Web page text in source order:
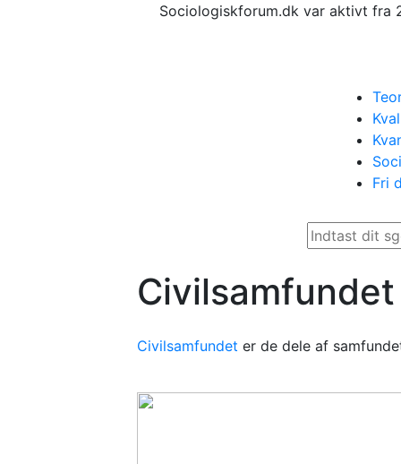
Sociologiskforum.dk var aktivt fra
Fri
Civilsamfundet
Civilsamfundet er de dele af